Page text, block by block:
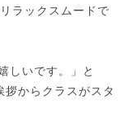
ラックスムードで
しいです。」と
からクラスがスタ